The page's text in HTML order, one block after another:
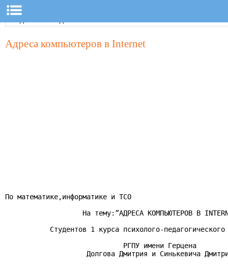
Адреса компьютеров в Internet
По математике,информатике и ТСО
На тему:”АДРЕСА КОМПЬЮТЕРОВ В
Студентов 1 курса психолого-педагогического
                             РГПУ имени Герцена
Долгова Дмитрия и Синькевича